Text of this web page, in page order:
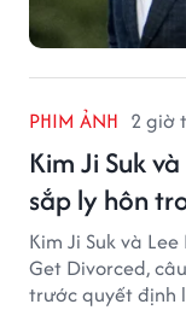
PHIM ẢNH 2 giờ
Kim Ji Suk
sắp ly hôn
Kim Ji Suk và
Get Divorced,
trước quyết định